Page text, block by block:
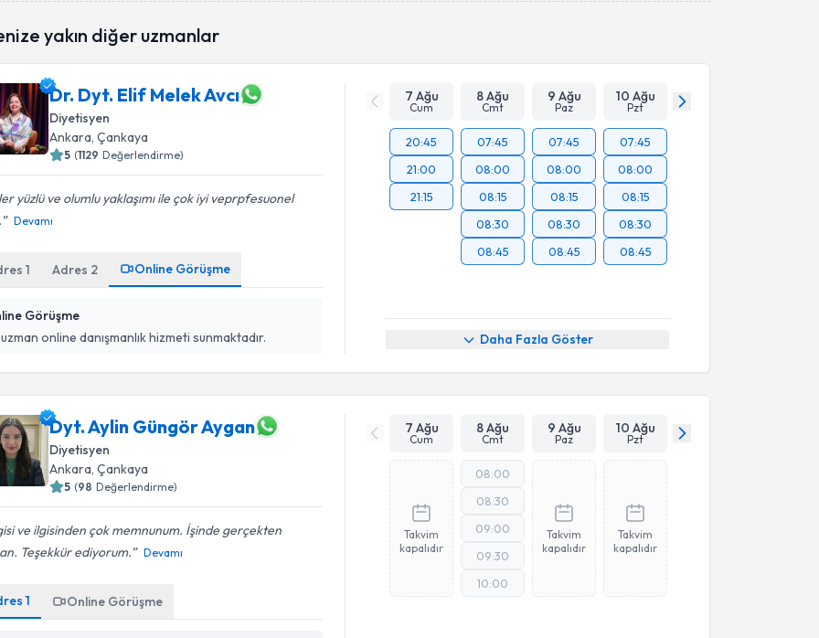
yakın diğer uzmanlar
Dr. Dyt. Elif Melek Avcı
Diyetisyen
Ankara, Çankaya
5 (1129 Değerlendirme)
yüzlü ve olumlu yaklaşımı ile çok iyi veprpfesuonel
Devamı
1 Adres 2 Online Görüşme
Görüşme
online danışmanlık hizmeti sunmaktadır.
7 Ağu
Cum
8 Ağu
Cmt
9 Ağu
Paz
10 Ağu
Pzt
20:45
21:00
21:15
07:45
08:00
08:15
08:30
08:45
07:45
08:00
08:15
08:30
08:45
07:45
08:00
08:15
08:30
08:45
Daha Fazla Göster
Dyt. Aylin Güngör Aygan
Diyetisyen
Ankara, Çankaya
5 (98 Değerlendirme)
ve ilgisinden çok memnunum. İşinde gerçekten
Teşekkür ediyorum.
Devamı
1 Online Görüşme
7 Ağu
Cum
8 Ağu
Cmt
9 Ağu
Paz
10 Ağu
Pzt
Takvim
kapalıdır
08:00
08:30
09:00
09:30
10:00
Takvim
kapalıdır
Takvim
kapalıdır